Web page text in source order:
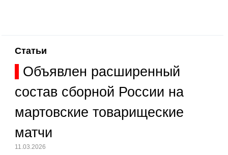
Статьи
Объявлен расширенный
состав сборной России на
мартовские товарищеские
матчи
11.03.2026